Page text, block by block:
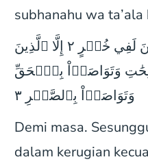
subhanahu wa
وَٱلۡعَصۡرِ ١ إِنَّ ٱلۡإِنسَٰنَ لَفِي خُسۡرٍ ٢ إِلَّا ٱلَّذِينَ
وَتَوَاصَوۡاْ بِٱلۡحَقِّ
وَتَوَاصَوۡاْ بِٱلصَّبۡرِ ٣
Demi masa.
dalam kerugian